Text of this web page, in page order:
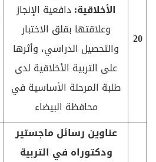
20
الأخلاقية:دافعية الإنجاز
وعلاقتها بقلق الاختبار
والتحصيل الدراسي، وأثرها
على التربية الأخلاقية لدى
طلبة المرحلة الأساسية في
محافظة البيضاء
عناوين رسائل ماجستير
ودكتوراه في التربية